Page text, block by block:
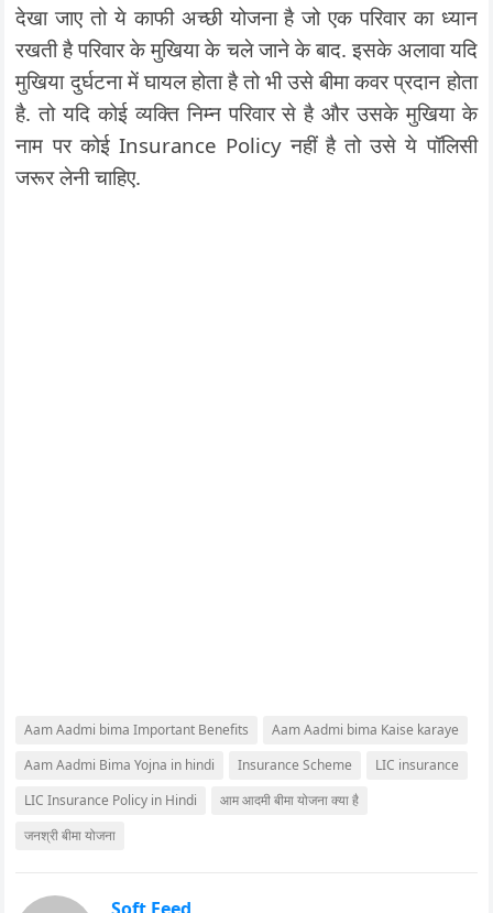
देखा जाए तो ये काफी अच्छी योजना है जो एक परिवार का ध्यान
रखती है परिवार के मुखिया के चले जाने के बाद. इसके अलावा यदि
मुखिया दुर्घटना में घायल होता है तो भी उसे बीमा कवर प्रदान होता
है. तो यदि कोई व्यक्ति निम्न परिवार से है और उसके मुखिया के
नाम पर कोई Insurance Policy नहीं है तो उसे ये पॉलिसी
जरूर लेनी चाहिए.
Aam Aadmi bima Important Benefits
Aam Aadmi bima Kaise karaye
Aam Aadmi Bima Yojna in hindi
Insurance Scheme
LIC insurance
LIC Insurance Policy in Hindi
आम आदमी बीमा योजना क्या है
जनश्री बीमा योजना